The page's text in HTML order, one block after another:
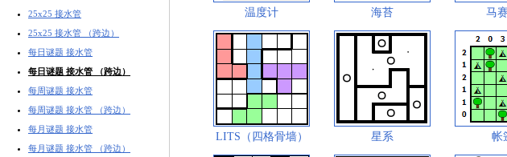
25x25 接水管
25x25 接水管 （跨边）
每日谜题 接水管
每日谜题 接水管 （跨边）
每周谜题 接水管
每周谜题 接水管 （跨边）
每月谜题 接水管
每月谜题 接水管 （跨边）
温度计 海苔 马
LITS（四格骨墙） 星系 帐